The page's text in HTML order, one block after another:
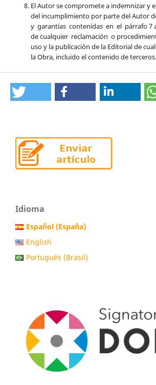
El Autor se compromete a indemnizar y
del incumplimiento por parte del Autor
y garantías contenidas en el párrafo 7
de cualquier reclamación o
uso y la publicación de la Editorial de
la Obra, incluido el contenido de terceros.
Idioma
Español (España)
English
Português (Brasil)